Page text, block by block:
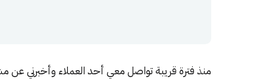
منذ فترة قريبة تواصل معي أحد العملاء وأخبرني عن